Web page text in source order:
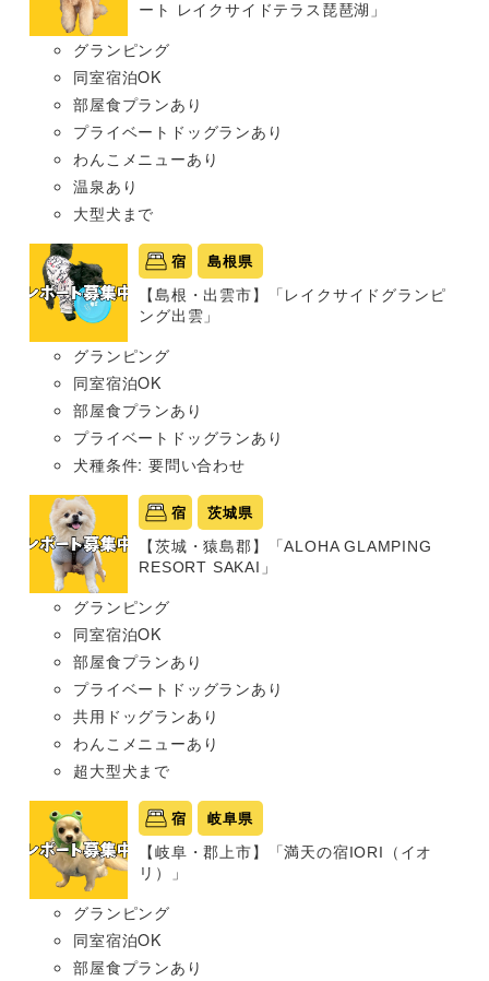
ート レイクサイドテラス琵琶湖」
グランピング
同室宿泊OK
部屋食プランあり
プライベートドッグランあり
わんこメニューあり
温泉あり
大型犬まで
宿 島根県
【島根・出雲市】「レイクサイドグランピ
ング出雲」
グランピング
同室宿泊OK
部屋食プランあり
プライベートドッグランあり
犬種条件: 要問い合わせ
宿 茨城県
【茨城・猿島郡】「ALOHA GLAMPING
RESORT SAKAI」
グランピング
同室宿泊OK
部屋食プランあり
プライベートドッグランあり
共用ドッグランあり
わんこメニューあり
超大型犬まで
宿 岐阜県
【岐阜・郡上市】「満天の宿IORI（イオ
リ）」
グランピング
同室宿泊OK
部屋食プランあり